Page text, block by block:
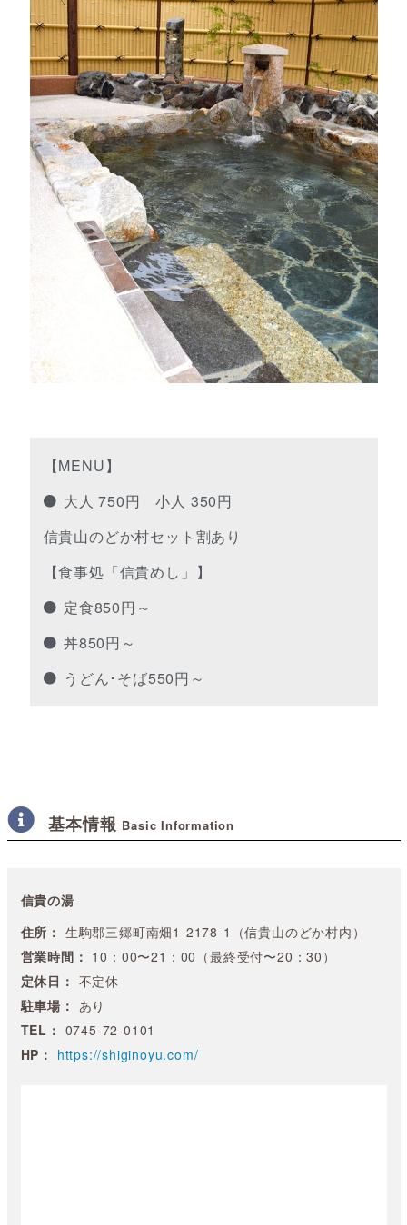
【MENU】
大人 750円 小人 350円
信貴山のどか村セット割あり
【食事処「信貴めし」】
定食850円～
丼850円～
うどん･そば550円～
基本情報 Basic Information
信貴の湯
住所： 生駒郡三郷町南畑1-2178-1（信貴山のどか村内）
営業時間： 10：00〜21：00（最終受付〜20：30）
定休日： 不定休
駐車場： あり
TEL： 0745-72-0101
HP： https://shiginoyu.com/